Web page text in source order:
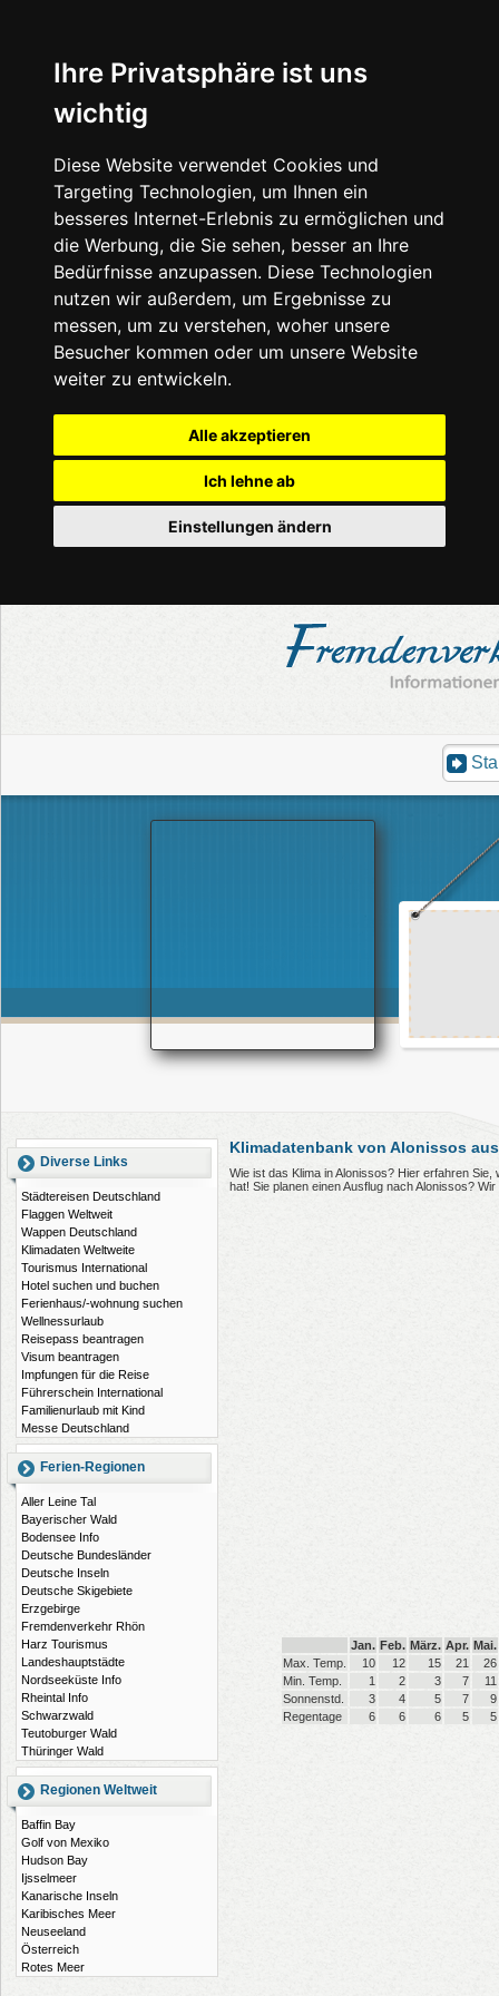
Ihre Privatsphäre ist uns
wichtig
Diese Website verwendet Cookies und
Targeting Technologien, um Ihnen ein
besseres Internet-Erlebnis zu ermöglichen und
die Werbung, die Sie sehen, besser an Ihre
Bedürfnisse anzupassen. Diese Technologien
nutzen wir außerdem, um Ergebnisse zu
messen, um zu verstehen, woher unsere
Besucher kommen oder um unsere Website
weiter zu entwickeln.
Alle akzeptieren
Ich lehne ab
Einstellungen ändern
Diverse Links
Städtereisen Deutschland
Flaggen Weltweit
Wappen Deutschland
Klimadaten Weltweite
Tourismus International
Hotel suchen und buchen
Ferienhaus/-wohnung suchen
Wellnessurlaub
Reisepass beantragen
Visum beantragen
Impfungen für die Reise
Führerschein International
Familienurlaub mit Kind
Messe Deutschland
Ferien-Regionen
Aller Leine Tal
Bayerischer Wald
Bodensee Info
Deutsche Bundesländer
Deutsche Inseln
Deutsche Skigebiete
Erzgebirge
Fremdenverkehr Rhön
Harz Tourismus
Landeshauptstädte
Nordseeküste Info
Rheintal Info
Schwarzwald
Teutoburger Wald
Thüringer Wald
Regionen Weltweit
Baffin Bay
Golf von Mexiko
Hudson Bay
Ijsselmeer
Kanarische Inseln
Karibisches Meer
Neuseeland
Österreich
Rotes Meer
Klimadatenbank von Alonissos
Wie ist das Klima in Alonissos? Hier erfahren
hat! Sie planen einen Ausflug nach Alonissos?
Jan. Feb. März. Apr. Mai.
Max. Temp.
10 12 15 21
26
Min. Temp.
1 2 3 7
11
Sonnenstd.
3 4 5 7
9
Regentage
6 6 6 5 5